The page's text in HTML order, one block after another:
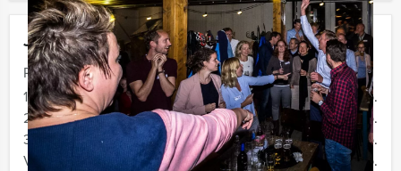
Jouw uitje
Prijs :
12 - 19 personen
€ 72,50 p.p.
20 - 29 personen
€ 69,50 p.p.
30 - 39 personen
€ 66,50 p.p.
Vanaf 40 personen
€ 64,50 p.p.